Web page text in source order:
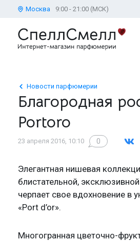
Москва 9:00 - 21:00 (МСК)
Новости парфюмерии
Благородная
Portoro
23 апреля 2016, 10:10 0
Элегантная нишевая
блистательной,
черпает свое вдохновение в
«Port d’or».
Многогранная цветочно-